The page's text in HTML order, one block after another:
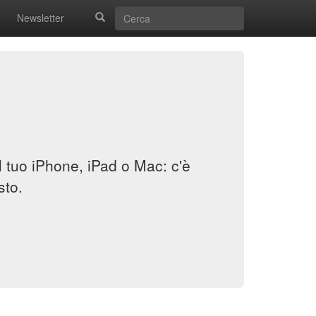
Newsletter
iPhone, iPad o Mac: c'è